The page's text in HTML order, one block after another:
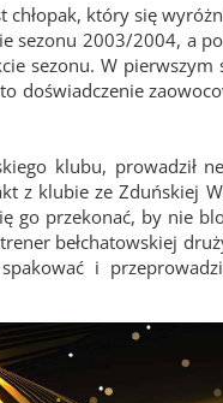
chłopak, który się
sezonu 2003/2004, a
sezonu. W
doświadczenie
klubu, prowadził
z klubie ze Zduńskiej
go przekonać, by nie
bełchatowskiej
i